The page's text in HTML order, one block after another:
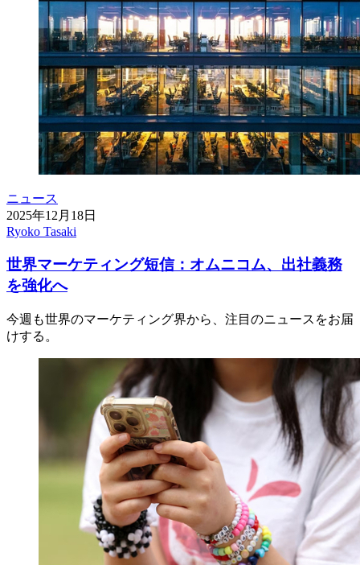
ニュース
2025年12月18日
Ryoko Tasaki
世界マーケティング短信：オムニコム、出社義務
を強化へ
今週も世界のマーケティング界から、注目のニュースをお届
けする。